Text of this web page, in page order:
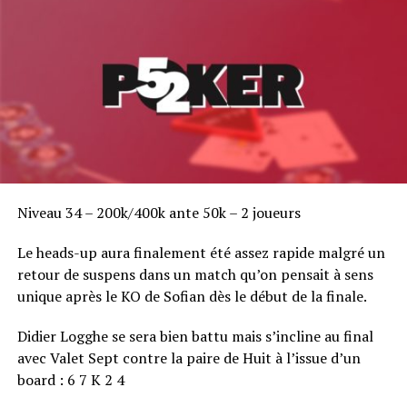
l’Amazon Room et son tournoi de Stud-8 à 5 000$. Deux
salles complètes, à ras bord, mais un sentiment de
quasi-vide étrange, rarement présent lors des World
Series. Et, au beau milieu des foules d’anonymes, tous les
grands noms du poker : Ivey, Hellmuth, Negreanu, Doyle
Brunson même. Seule différence : eux aussi sont
redevenus des joueurs normaux.
Niveau 34 – 200k/400k ante 50k – 2 joueurs
Le heads-up aura finalement été assez rapide malgré un
retour de suspens dans un match qu’on pensait à sens
unique après le KO de Sofian dès le début de la finale.
Didier Logghe se sera bien battu mais s’incline au final
avec Valet Sept contre la paire de Huit à l’issue d’un
board : 6 7 K 2 4